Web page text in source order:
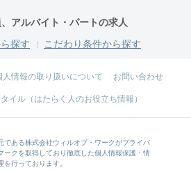
アルバイト・パートの求人
探す
こだわり条件から探す
人情報の取り扱いについて お問い合わせ
イル（はたらく人のお役立ち情報）
である株式会社ウィルオブ・ワークがプライバ
ークを取得しており徹底した個人情報保護・情
を行っております。